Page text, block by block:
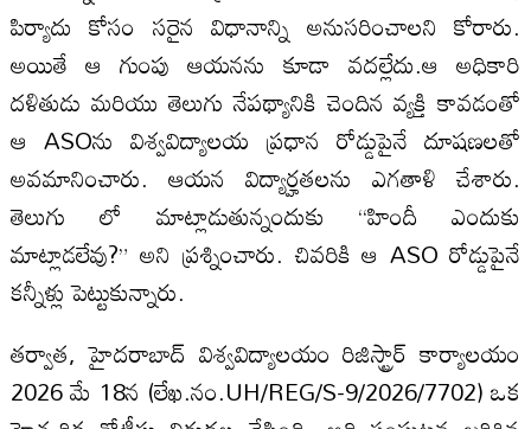
పిర్యాదు కోసం సరైన విధానాన్ని అనుసరించాలని కోరారు.
అయితే ఆ గుంపు ఆయనను కూడా వదల్లేదు.ఆ అధికారి
దళితుడు మరియు తెలుగు నేపథ్యానికి చెందిన వ్యక్తి కావడంతో
ఆ ASOను విశ్వవిద్యాలయ ప్రధాన రోడ్డుపైనే దూషణలతో
అవమానించారు. ఆయన విద్యార్హతలను ఎగతాళి చేశారు.
తెలుగు లో మాట్లాడుతున్నందుకు “హిందీ ఎందుకు
మాట్లాడలేవు?” అని ప్రశ్నించారు. చివరికి ఆ ASO రోడ్డుపైనే
కన్నీళ్లు పెట్టుకున్నారు.
తర్వాత, హైదరాబాద్ విశ్వవిద్యాలయం రిజిస్ట్రార్ కార్యాలయం
2026 మే 18న (లేఖ.నం.UH/REG/S-9/2026/7702) ఒక